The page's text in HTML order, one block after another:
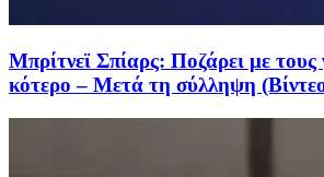
Μπρίτνεϊ Σπίαρς: Ποζάρει με τους
κότερο – Μετά τη σύλληψη